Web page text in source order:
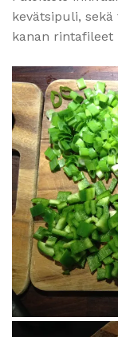
kevätsipuli,
kanan rintafileet